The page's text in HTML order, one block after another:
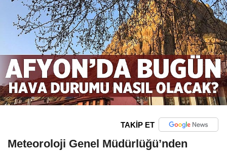
TAKİP ET
Meteoroloji Genel Müdürlüğü’nden